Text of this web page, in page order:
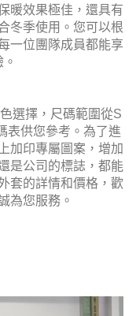
暖效果極佳，還具有
冬季使用。您可以根
一位團隊成員都能享
選擇，尺碼範圍從S
表供您參考。為了進
加印專屬圖案，增加
是公司的標誌，都能
套的詳情和價格，歡
為您服務。